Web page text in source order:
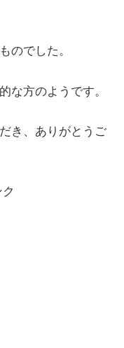
のでした。
な方のようです。
き、ありがとうご